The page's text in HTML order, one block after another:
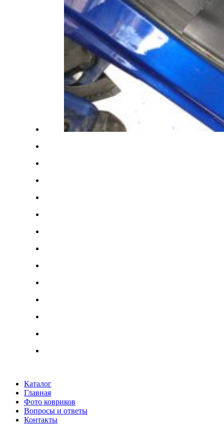
Каталог
Главная
Фото ковриков
Вопросы и ответы
Контакты